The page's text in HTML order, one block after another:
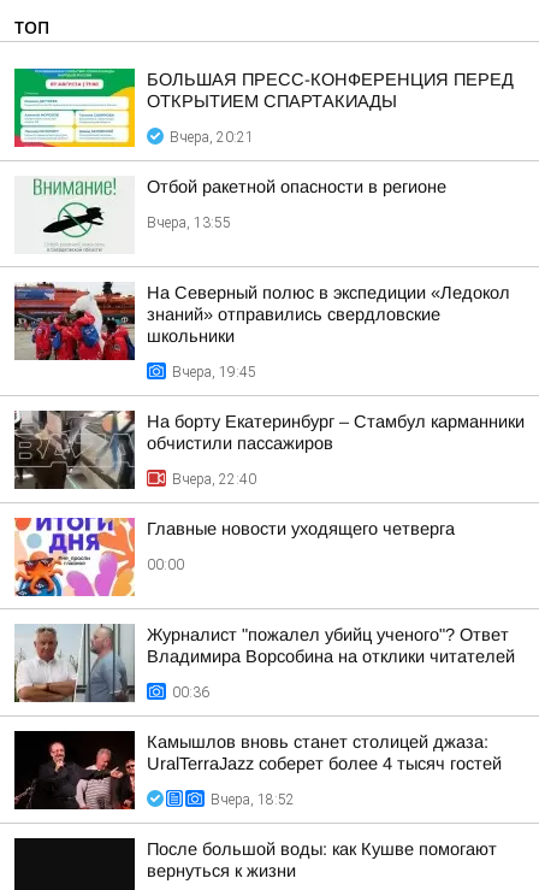
ТОП
БОЛЬШАЯ ПРЕСС-КОНФЕРЕНЦИЯ ПЕРЕД
ОТКРЫТИЕМ СПАРТАКИАДЫ
Вчера, 20:21
Отбой ракетной опасности в регионе
Вчера, 13:55
На Северный полюс в экспедиции «Ледокол
знаний» отправились свердловские
школьники
Вчера, 19:45
На борту Екатеринбург – Стамбул карманники
обчистили пассажиров
Вчера, 22:40
Главные новости уходящего четверга
00:00
Журналист "пожалел убийц ученого"? Ответ
Владимира Ворсобина на отклики читателей
00:36
Камышлов вновь станет столицей джаза:
UralTerraJazz соберет более 4 тысяч гостей
Вчера, 18:52
После большой воды: как Кушве помогают
вернуться к жизни